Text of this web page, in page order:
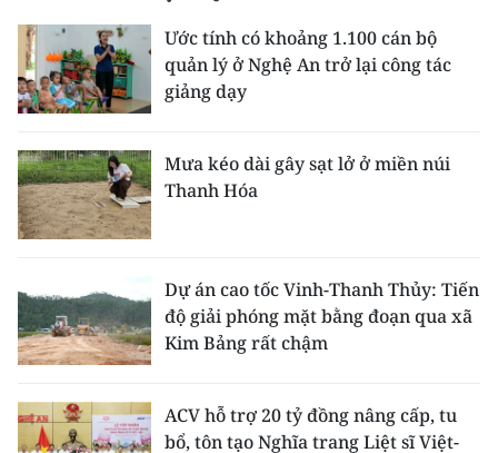
Ước tính có khoảng 1.100 cán bộ
quản lý ở Nghệ An trở lại công tác
giảng dạy
Mưa kéo dài gây sạt lở ở miền núi
Thanh Hóa
Dự án cao tốc Vinh-Thanh Thủy: Tiến
độ giải phóng mặt bằng đoạn qua xã
Kim Bảng rất chậm
ACV hỗ trợ 20 tỷ đồng nâng cấp, tu
bổ, tôn tạo Nghĩa trang Liệt sĩ Việt-